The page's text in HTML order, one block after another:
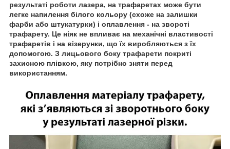
результаті роботи лазера, на трафаретах може бути
легке напилення білого кольору (схоже на залишки
фарби або штукатурки) і оплавлення - на звороті
трафарету. Це ніяк не впливає на механічні властивості
трафаретів і на візерунки, що їх виробляються з їх
допомогою. З лицьового боку трафарети покриті
захисною плівкою, яку потрібно зняти перед
використанням.